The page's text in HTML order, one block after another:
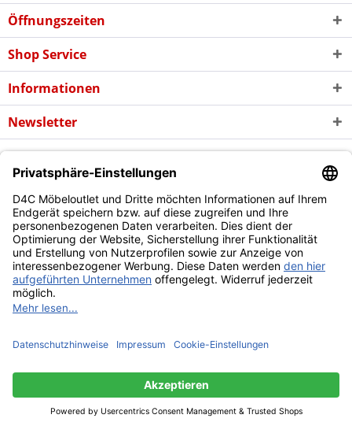
Öffnungszeiten
Shop Service
Informationen
Newsletter
* Alle Preise inkl. gesetzl. Mehrwertsteuer zzgl. evtl.
und
ggf. Nachnahmegebühren, wenn nicht anders beschrieben
Copyright © d4c Möbel Outlet - Alle Rechte vorbehalten
Diese Website benutzt Cookies, die für den technischen Betrieb
der Website erforderlich sind und stets gesetzt werden.
Andere Cookies, die den Komfort bei Benutzung dieser Website
erhöhen, der Direktwerbung dienen oder die Interaktion mit
sollen, werden nur mit Ihrer Zustimmung gesetzt.
Ablehnen Alle akzeptieren Konfigurieren